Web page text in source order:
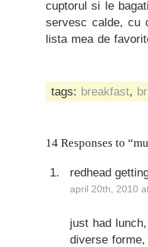
cuptorul si le
servesc calde, cu
lista mea de
tags: breakfast,
14 Responses to
redhead
april 20th, 2010
just had
diverse